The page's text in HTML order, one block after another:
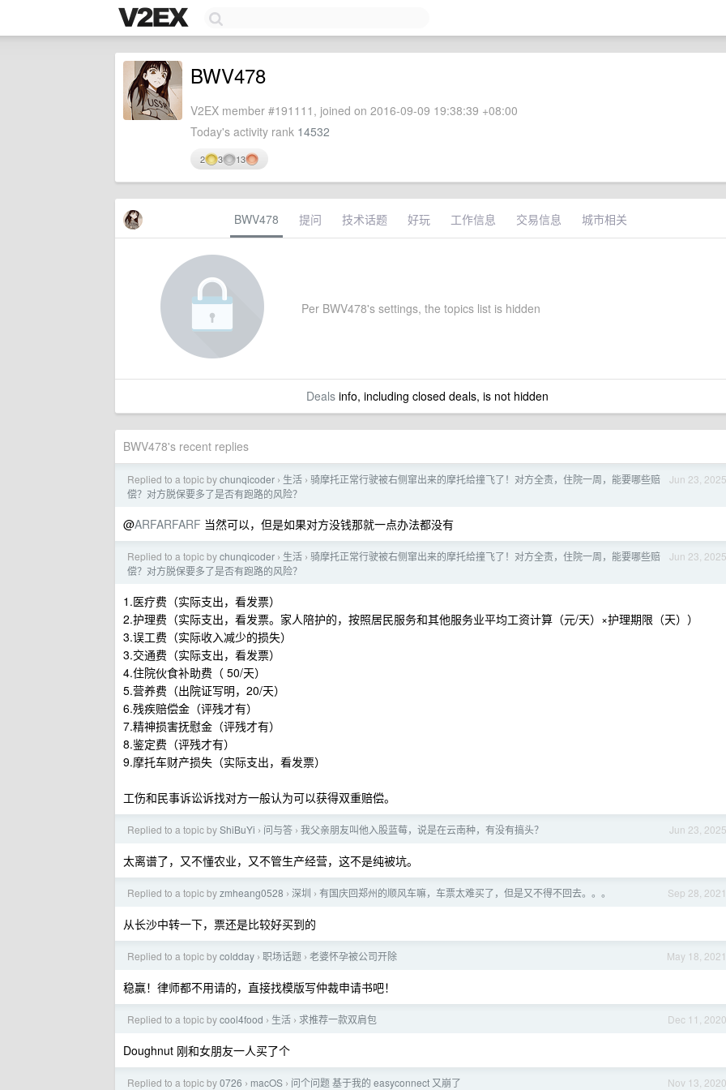
BWV478
V2EX member #191111, joined on 2016-09-09 19:38:39 +08:00
Today's activity rank 14532
2 3 13
BWV478 提问 技术话题 好玩 工作信息 交易信息 城市相关
Per BWV478's settings, the topics list is hidden
Dealsinfo, including closed deals, is not hidden
BWV478's recent replies
Jun 23, 2025
Replied to a topic bychunqicoder › 生活 › 骑摩托正常行驶被右侧窜出来的摩托给撞飞了！对方全责，住院一周，能要哪些赔
偿？对方脱保要多了是否有跑路的风险？
@ARFARFARF 当然可以，但是如果对方没钱那就一点办法都没有
Jun 23, 2025
Replied to a topic bychunqicoder › 生活 › 骑摩托正常行驶被右侧窜出来的摩托给撞飞了！对方全责，住院一周，能要哪些赔
偿？对方脱保要多了是否有跑路的风险？
1.医疗费（实际支出，看发票）
2.护理费（实际支出，看发票。家人陪护的，按照居民服务和其他服务业平均工资计算（元/天）×护理期限（天））
3.误工费（实际收入减少的损失）
3.交通费（实际支出，看发票）
4.住院伙食补助费（ 50/天）
5.营养费（出院证写明，20/天）
6.残疾赔偿金（评残才有）
7.精神损害抚慰金（评残才有）
8.鉴定费（评残才有）
9.摩托车财产损失（实际支出，看发票）
工伤和民事诉讼诉找对方一般认为可以获得双重赔偿。
Jun 23, 2025
Replied to a topic byShiBuYi › 问与答 › 我父亲朋友叫他入股蓝莓，说是在云南种，有没有搞头？
太离谱了，又不懂农业，又不管生产经营，这不是纯被坑。
Sep 28, 2021
Replied to a topic byzmheang0528 › 深圳 › 有国庆回郑州的顺风车嘛，车票太难买了，但是又不得不回去。。。
从长沙中转一下，票还是比较好买到的
May 18, 2021
Replied to a topic bycoldday › 职场话题 › 老婆怀孕被公司开除
稳赢！律师都不用请的，直接找模版写仲裁申请书吧！
Dec 11, 2020
Replied to a topic bycool4food › 生活 › 求推荐一款双肩包
Doughnut 刚和女朋友一人买了个
Nov 13, 2020
Replied to a topic by0726 › macOS › 问个问题 基于我的 easyconnect 又崩了